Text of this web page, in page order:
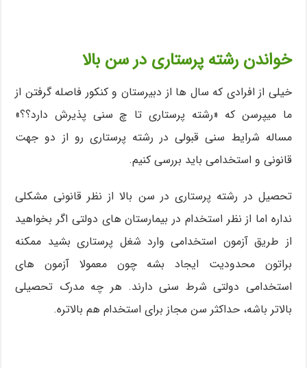
خواندن رشته پرستاری در سن بالا
خیلی از افرادی که سال ها از دبیرستان و کنکور فاصله گرفتن از
ما میپرسن که «رشته پرستاری تا چ سنی پذیرش دارد؟؟»
مساله شرایط سنی قبولی در رشته پرستاری رو از دو جهت
قانونی و استخدامی باید بررسی کنیم.
تحصیل در رشته پرستاری در سن بالا از نظر قانونی مشکلی
نداره اما از نظر استخدام در بیمارستان های دولتی اگر بخواهید
از طریق آزمون استخدامی وارد شغل پرستاری بشید ممکنه
براتون محدودیت ایجاد بشه چون معمولا آزمون های
استخدامی دولتی شرط سنی دارند. هر چه مدرک تحصیلی
بالاتر باشه، حداکثر سن مجاز برای استخدام هم بالاتره.